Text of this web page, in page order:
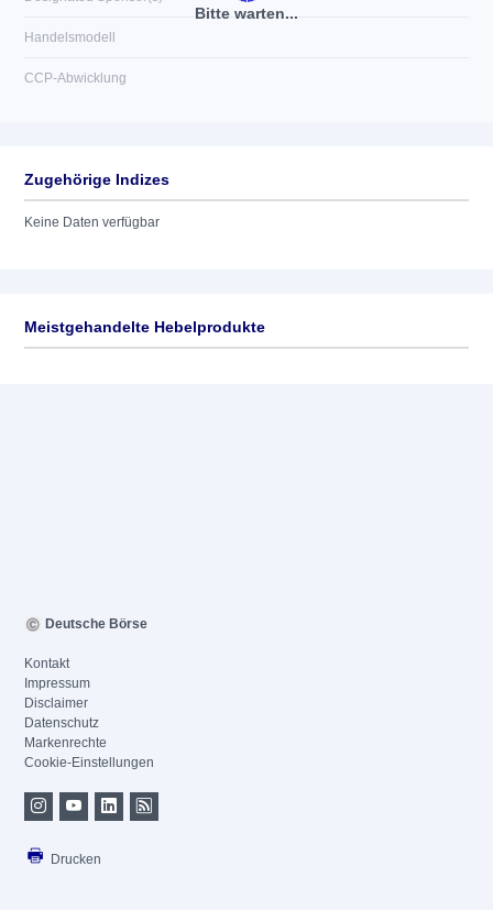
Bitte warten...
Handelsmodell
CCP-Abwicklung
Zugehörige Indizes
Keine Daten verfügbar
Meistgehandelte Hebelprodukte
Deutsche Börse
Kontakt
Impressum
Disclaimer
Datenschutz
Markenrechte
Cookie-Einstellungen
Drucken